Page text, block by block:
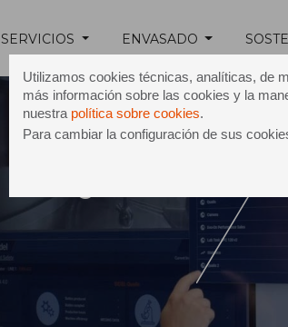
Utilizamos cookies técnicas, analíticas, de
más información sobre las cookies y la
nuestra política sobre cookies.
Para cambiar la configuración de sus
SERVICIOS ENVASADO